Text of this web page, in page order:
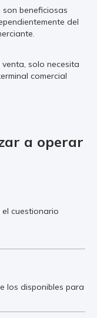
beneficiosas
del
solo necesita
comercial
a operar
cuestionario
los disponibles para